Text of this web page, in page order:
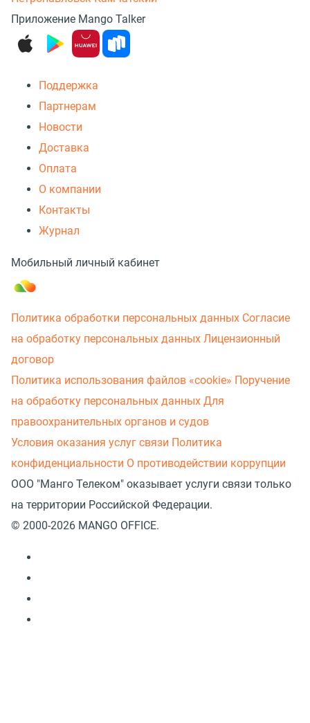
Приложение Mango Talker
Поддержка
Партнерам
Новости
Доставка
Оплата
О компании
Контакты
Журнал
Мобильный личный кабинет
Политика обработки персональных данных Согласие
на обработку персональных данных Лицензионный
договор
Политика использования файлов «cookie» Поручение
на обработку персональных данных Для
правоохранительных органов и судов
Условия оказания услуг связи Политика
конфиденциальности О противодействии коррупции
ООО "Манго Телеком" оказывает услуги связи только
на территории Российской Федерации.
© 2000-2026 MANGO OFFICE.